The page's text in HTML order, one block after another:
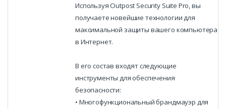
Используя Outpost Security Suite Pro, вы
получаете новейшие технологии для
максимальной защиты вашего компьютера
в Интернет.
В его состав входят следующие
инструменты для обеспечения
безопасности:
• Многофункциональный брандмауэр для